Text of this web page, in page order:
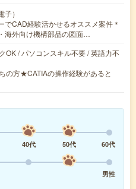
）
でCAD経験活かせるオススメ案件＊
海外向け機構部品の図面…
OK / パソコンスキル不要 / 英語力不
の方★CATIAの操作経験があると
40代 50代
60代
男性